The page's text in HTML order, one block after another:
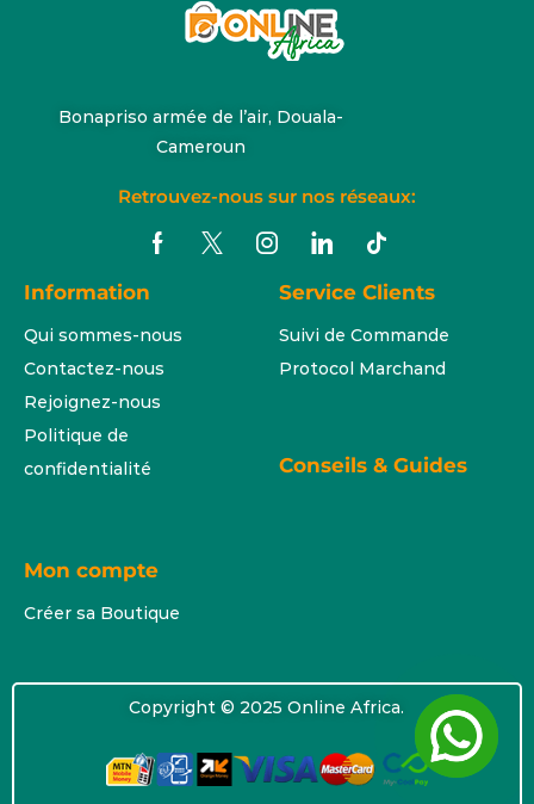
Bonapriso armée de l’air, Douala-
Cameroun
Retrouvez-nous sur nos réseaux:
Information
Qui sommes-nous
Contactez-nous
Rejoignez-nous
Politique de
confidentialité
Service Clients
Suivi de Commande
Protocol Marchand
Conseils & Guides
Mon compte
Créer sa Boutique
Copyright © 2025 Online Africa.